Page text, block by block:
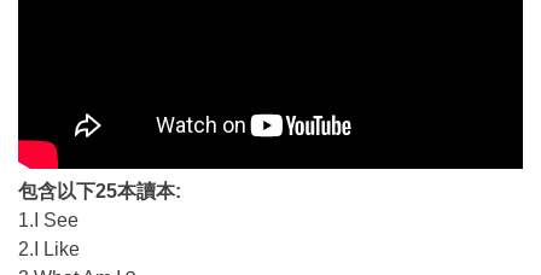
包含以下25本讀本:
1.I See
2.I Like